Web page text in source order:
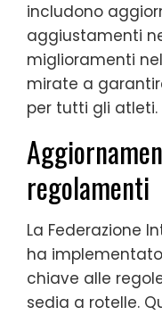
includono
aggiustamenti
miglioramenti
mirate a
per tutti gli atleti.
regolamenti
La Federazione
ha
chiave alle
sedia a rotelle.